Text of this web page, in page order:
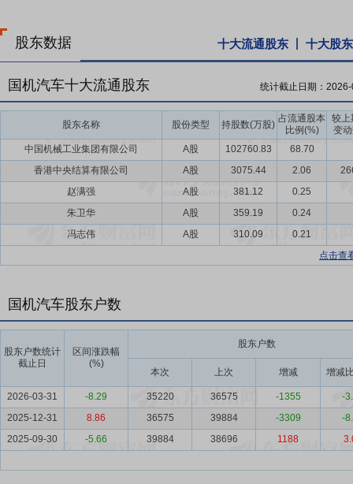
股东数据 十大流通股东 十大股东
国机汽车十大流通股东 统计截止日期：
股东名称 股份类型 持股数(万股)
占流通股本
比例(%)
较上
变
中国机械工业集团有限公司
A股 102760.83
68.70
香港中央结算有限公司
A股 3075.44 2.06
赵满强
A股 381.12
0.25
朱卫华
A股 359.19
0.24
冯志伟
A股 310.09
0.21
点击查
国机汽车股东户数
股东户数统计
截止日
区间涨跌幅
(%)
股东户数
本次 上次 增减 增减
2026-03-31 -8.29 35220 36575 -1355
-
2025-12-31
8.86 36575 39884 -3309
-
2025-09-30
-5.66 39884 38696 1188